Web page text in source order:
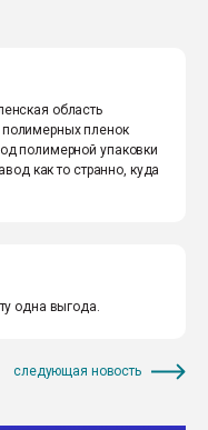
область
пленок
полимерной упаковки
как то странно, куда
одна выгода.
следующая новость